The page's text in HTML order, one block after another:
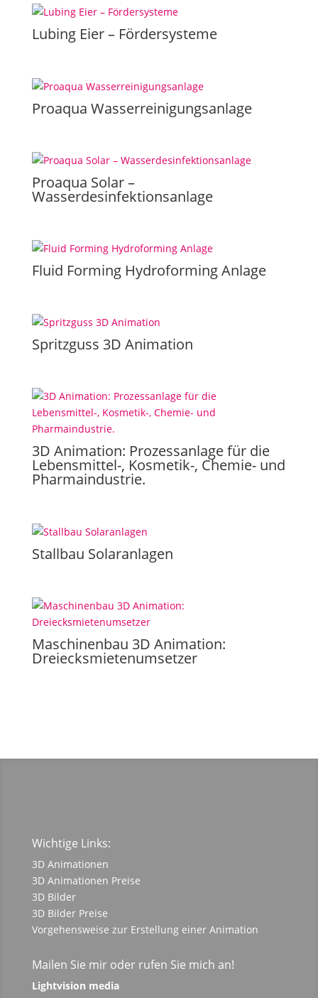
Lubing Eier – Fördersysteme
Proaqua Wasserreinigungsanlage
Proaqua Solar –
Wasserdesinfektionsanlage
Fluid Forming Hydroforming Anlage
Spritzguss 3D Animation
3D Animation: Prozessanlage für die
Lebensmittel-, Kosmetik-, Chemie- und
Pharmaindustrie.
Stallbau Solaranlagen
Maschinenbau 3D Animation:
Dreiecksmietenumsetzer
Wichtige Links:
3D Animationen
3D Animationen Preise
3D Bilder
3D Bilder Preise
Vorgehensweise zur Erstellung einer Animation
Mailen Sie mir oder rufen Sie mich an!
Lightvision media